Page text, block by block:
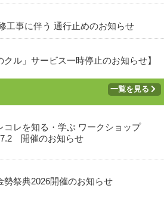
工事に伴う 通行止めのお知らせ
クル」サービス一時停止のお知らせ】
一覧を見る
コレを知る・学ぶ ワークショップ
開催のお知らせ
勢祭典2026開催のお知らせ